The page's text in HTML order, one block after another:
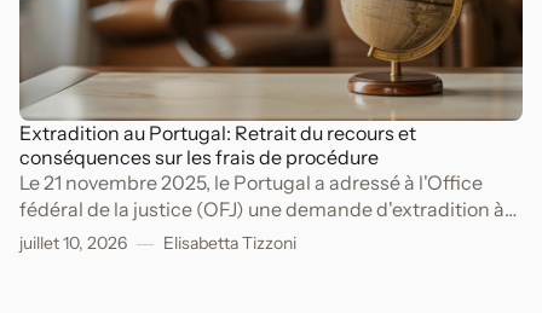
Extradition au Portugal: Retrait du recours et
conséquences sur les frais de procédure
Le 21 novembre 2025, le Portugal a adressé à l'Office
fédéral de la justice (OFJ) une demande d'extradition à
l'encontre de A.
juillet 10, 2026 Elisabetta Tizzoni